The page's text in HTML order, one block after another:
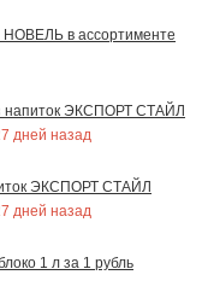
НОВЕЛЬ в ассортименте
ЭКСПОРТ СТАЙЛ
дней назад
ЭКСПОРТ СТАЙЛ
дней назад
1 л за 1 рубль